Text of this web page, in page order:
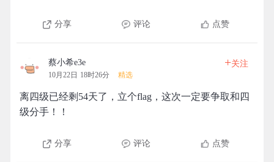
分享 评论 点赞
蔡小希e3e
10月22日 18时26分 精选
+关注
离四级已经剩54天了，立个flag，这次一定要争取和四
级分手！！
分享 评论 点赞